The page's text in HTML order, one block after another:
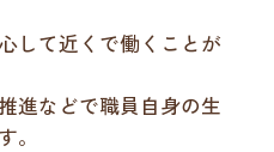
して近くで働くことが
進などで職員自身の生
。